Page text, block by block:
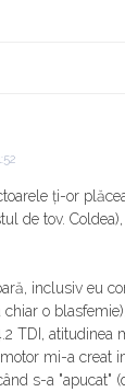
ți-or
de tov.
inclusiv eu
chiar o
TDI, atitudinea
mi-a creat
s-a "apucat"